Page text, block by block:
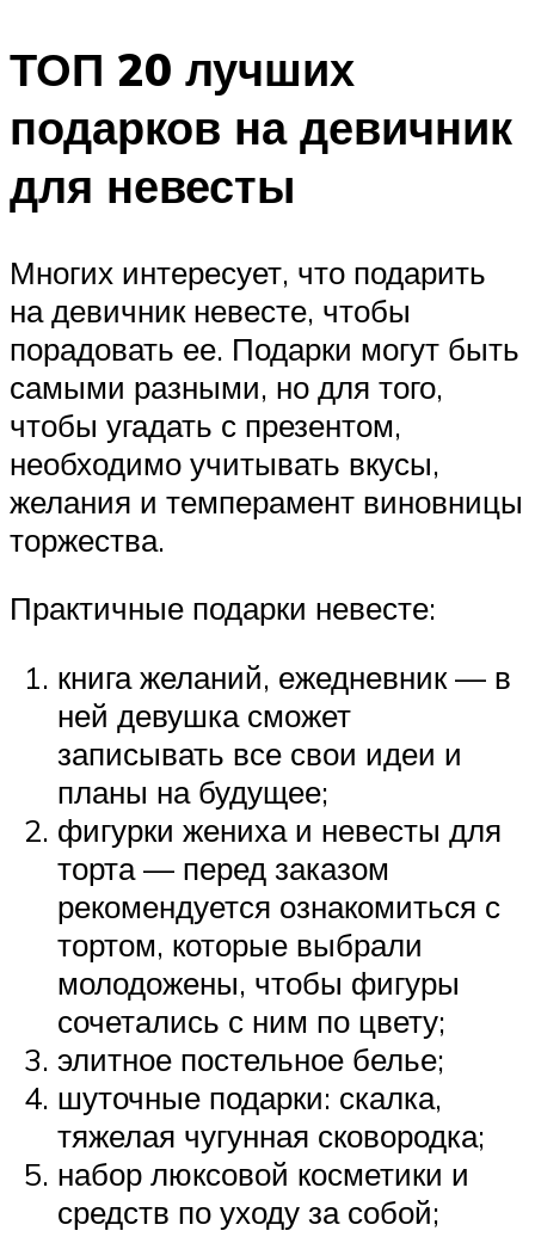
ТОП 20 лучших
подарков на девичник
для невесты
Многих интересует, что подарить
на девичник невесте, чтобы
порадовать ее. Подарки могут быть
самыми разными, но для того,
чтобы угадать с презентом,
необходимо учитывать вкусы,
желания и темперамент виновницы
торжества.
Практичные подарки невесте:
книга желаний, ежедневник — в
ней девушка сможет
записывать все свои идеи и
планы на будущее;
фигурки жениха и невесты для
торта — перед заказом
рекомендуется ознакомиться с
тортом, которые выбрали
молодожены, чтобы фигуры
сочетались с ним по цвету;
элитное постельное белье;
шуточные подарки: скалка,
тяжелая чугунная сковородка;
набор люксовой косметики и
средств по уходу за собой;